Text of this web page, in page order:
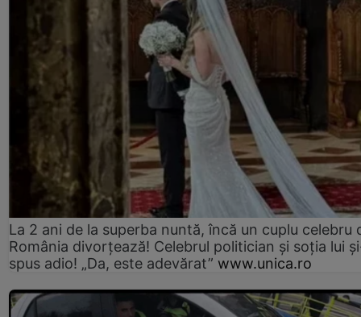
La 2 ani de la superba nuntă, încă un cuplu celebru
România divorțează! Celebrul politician și soția lui
spus adio! „Da, este adevărat” www.unica.ro